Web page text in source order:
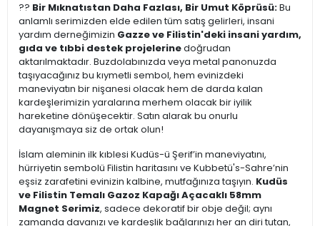
?? Bir Mıknatıstan Daha Fazlası, Bir Umut Köprüsü:Bu
anlamlı serimizden elde edilen tüm satış gelirleri, insani
yardım derneğimizin Gazze ve Filistin'deki insani yardım,
gıda ve tıbbi destek projelerinedoğrudan
aktarılmaktadır. Buzdolabınızda veya metal panonuzda
taşıyacağınız bu kıymetli sembol, hem evinizdeki
maneviyatın bir nişanesi olacak hem de darda kalan
kardeşlerimizin yaralarına merhem olacak bir iyilik
hareketine dönüşecektir. Satın alarak bu onurlu
dayanışmaya siz de ortak olun!
İslam aleminin ilk kıblesi Kudüs-ü Şerif’in maneviyatını,
hürriyetin sembolü Filistin haritasını ve Kubbetü's-Sahre’nin
eşsiz zarafetini evinizin kalbine, mutfağınıza taşıyın. Kudüs
ve Filistin Temalı Gazoz Kapağı Açacaklı 58mm
Magnet Serimiz, sadece dekoratif bir obje değil; aynı
zamanda davanızı ve kardeşlik bağlarınızı her an diri tutan,